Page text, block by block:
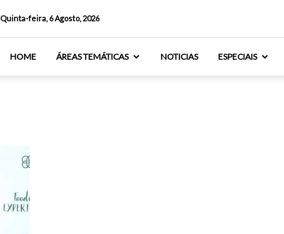
Quinta-feira, 6 Agosto, 2026
HOME ÁREAS TEMÁTICAS NOTICIAS ESPECIAIS